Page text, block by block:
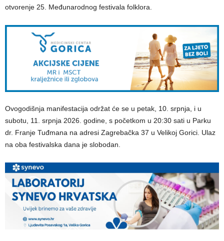
otvorenje 25. Međunarodnog festivala folklora.
Ovogodišnja manifestacija održat će se u petak, 10. srpnja, i u
subotu, 11. srpnja 2026. godine, s početkom u 20:30 sati u Parku
dr. Franje Tuđmana na adresi Zagrebačka 37 u Velikoj Gorici. Ulaz
na oba festivalska dana je slobodan.